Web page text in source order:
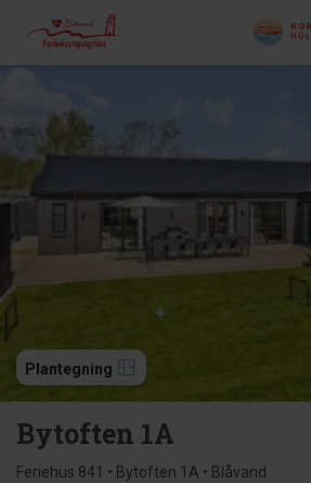
Plantegning
Bytoften 1A
Feriehus 841 • Bytoften 1A • Blåvand